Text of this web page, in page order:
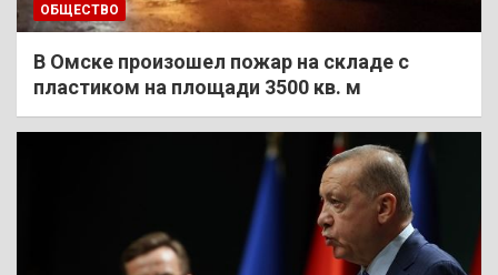
ОБЩЕСТВО
В Омске произошел пожар на складе с
пластиком на площади 3500 кв. м